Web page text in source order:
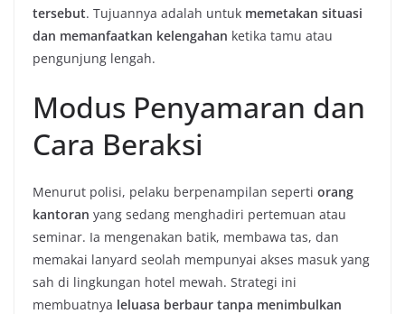
tersebut. Tujuannya adalah untuk memetakan situasi
dan memanfaatkan kelengahan ketika tamu atau
pengunjung lengah.
Modus Penyamaran dan
Cara Beraksi
Menurut polisi, pelaku berpenampilan seperti orang
kantoran yang sedang menghadiri pertemuan atau
seminar. Ia mengenakan batik, membawa tas, dan
memakai lanyard seolah mempunyai akses masuk yang
sah di lingkungan hotel mewah. Strategi ini
membuatnya leluasa berbaur tanpa menimbulkan